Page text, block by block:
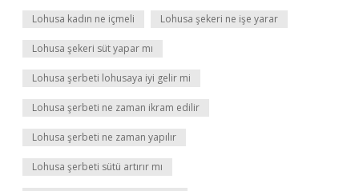
Lohusa kadın ne içmeli Lohusa şekeri ne işe yarar
Lohusa şekeri süt yapar mı
Lohusa şerbeti lohusaya iyi gelir mi
Lohusa şerbeti ne zaman ikram edilir
Lohusa şerbeti ne zaman yapılır
Lohusa şerbeti sütü artırır mı